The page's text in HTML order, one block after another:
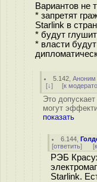
Вариантов не
* запретят
Starlink в
* будут
* власти
5.142 ,Аноним
[↓] [к
Это
могут
показать
6.144 ,
[ответить] [
РЭБ
Starlink.